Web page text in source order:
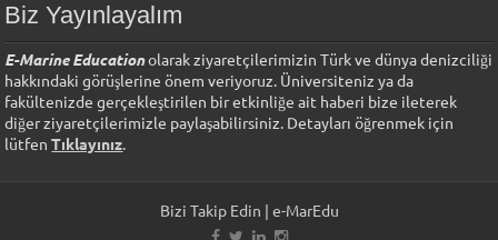
Biz Yayınlayalım
E-Marine Educationolarak ziyaretçilerimizin Türk ve dünya denizciliği
hakkındaki görüşlerine önem veriyoruz. Üniversiteniz ya da
fakültenizde gerçekleştirilen bir etkinliğe ait haberi bize ileterek
diğer ziyaretçilerimizle paylaşabilirsiniz. Detayları öğrenmek için
lütfenTıklayınız.
Bizi Takip Edin | e-MarEdu